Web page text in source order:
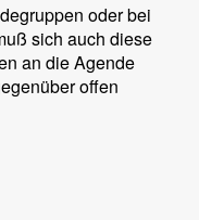
oder bei
sich auch diese
an die Agende
offen